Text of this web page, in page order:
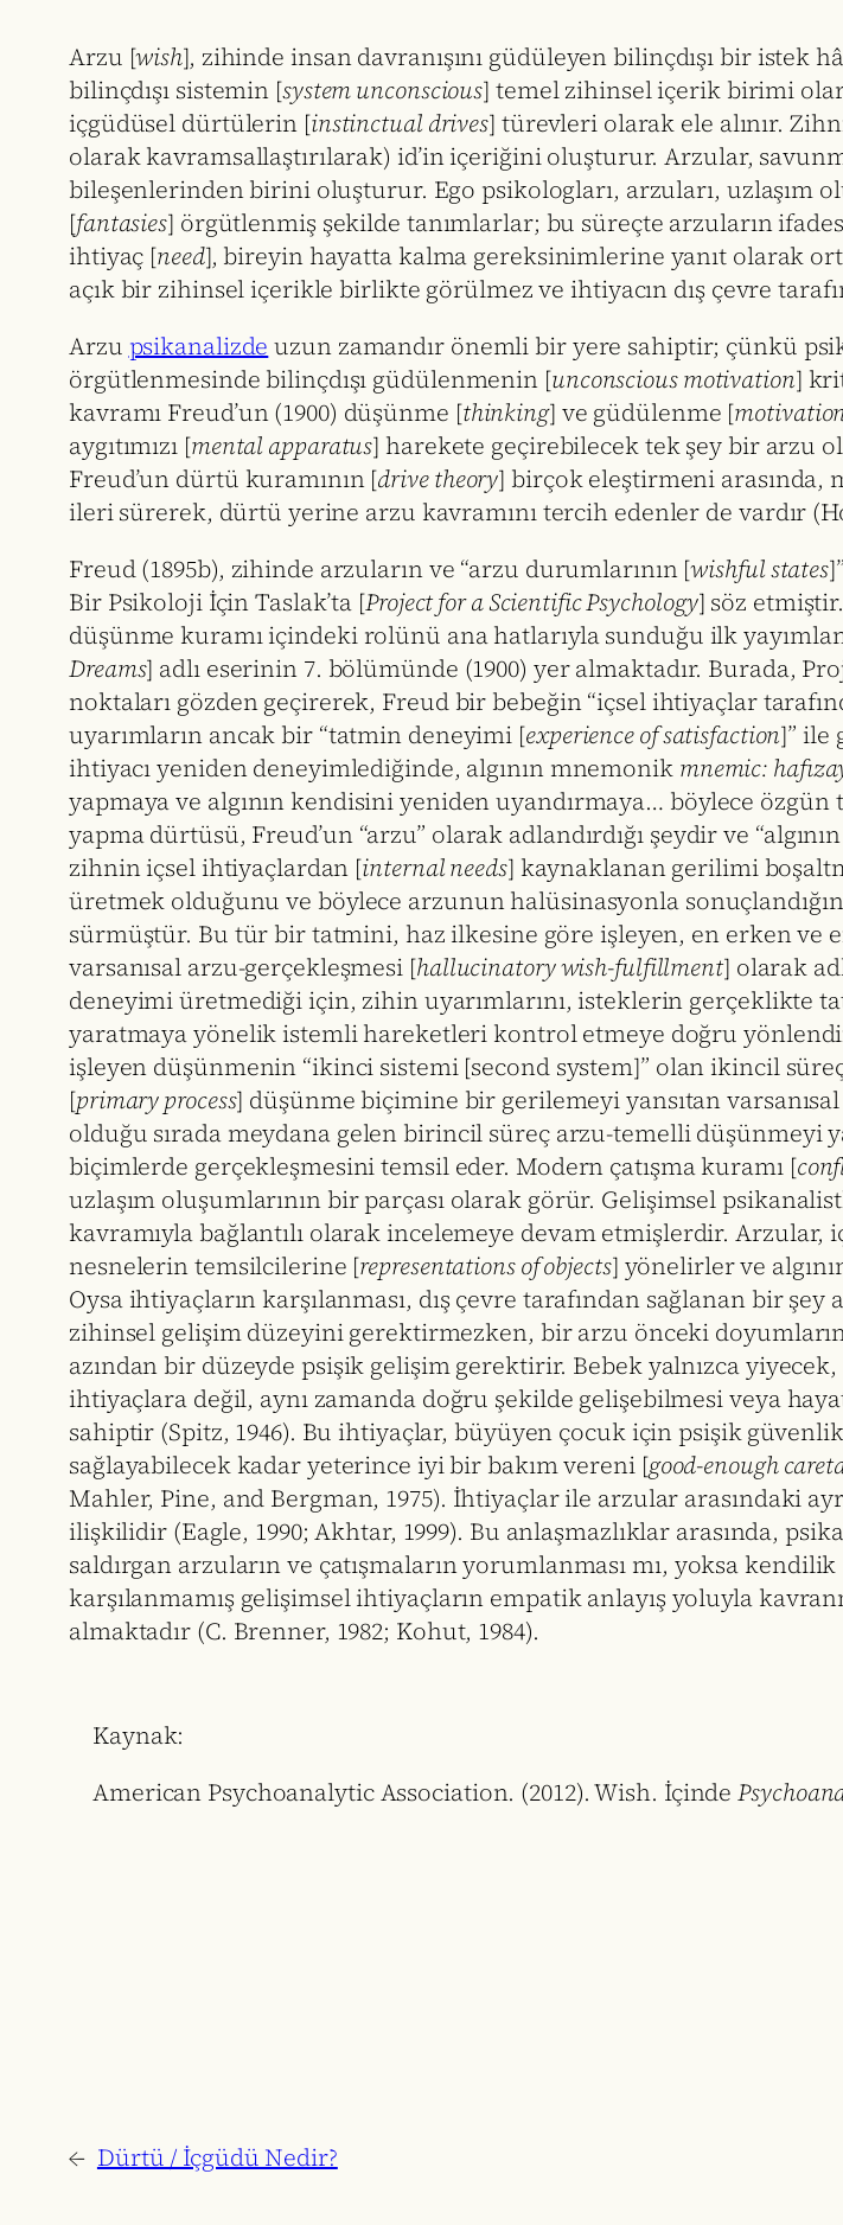
Arzu [wish], zihinde insan davranışını güdüleyen bilinçdışı bir
bilinçdışı sistemin [system unconscious] temel zihinsel içerik birimi
içgüdüsel dürtülerin [instinctual drives] türevleri olarak ele alınır.
olarak kavramsallaştırılarak) id’in içeriğini oluşturur. Arzular,
bileşenlerinden birini oluşturur. Ego psikologları, arzuları, uzlaşım
[fantasies] örgütlenmiş şekilde tanımlarlar; bu süreçte arzuların
ihtiyaç [need], bireyin hayatta kalma gereksinimlerine yanıt olarak
açık bir zihinsel içerikle birlikte görülmez ve ihtiyacın dış çevre
Arzu psikanalizde uzun zamandır önemli bir yere sahiptir; çünkü
örgütlenmesinde bilinçdışı güdülenmenin [unconscious motivation]
kavramı Freud’un (1900) düşünme [thinking] ve güdülenme [
aygıtımızı [mental apparatus] harekete geçirebilecek tek şey bir arzu
Freud’un dürtü kuramının [drive theory] birçok eleştirmeni arasında,
ileri sürerek, dürtü yerine arzu kavramını tercih edenler de vardır
Freud (1895b), zihinde arzuların ve “arzu durumlarının [wishful states
Bir Psikoloji İçin Taslak’ta [Project for a Scientific Psychology] söz
düşünme kuramı içindeki rolünü ana hatlarıyla sunduğu ilk
Dreams] adlı eserinin 7. bölümünde (1900) yer almaktadır. Burada,
noktaları gözden geçirerek, Freud bir bebeğin “içsel ihtiyaçlar
uyarımların ancak bir “tatmin deneyimi [experience of satisfaction]” ile
ihtiyacı yeniden deneyimlediğinde, algının mnemonik mnemic:
yapmaya ve algının kendisini yeniden uyandırmaya… böylece
yapma dürtüsü, Freud’un “arzu” olarak adlandırdığı şeydir ve
zihnin içsel ihtiyaçlardan [internal needs] kaynaklanan gerilimi
üretmek olduğunu ve böylece arzunun halüsinasyonla
sürmüştür. Bu tür bir tatmini, haz ilkesine göre işleyen, en erken
varsanısal arzu-gerçekleşmesi [hallucinatory wish-fulfillment] olarak
deneyimi üretmediği için, zihin uyarımlarını, isteklerin gerçeklikte
yaratmaya yönelik istemli hareketleri kontrol etmeye doğru
işleyen düşünmenin “ikinci sistemi [second system]” olan ikincil
[primary process] düşünme biçimine bir gerilemeyi yansıtan
olduğu sırada meydana gelen birincil süreç arzu-temelli düşünmeyi
biçimlerde gerçekleşmesini temsil eder. Modern çatışma kuramı [
uzlaşım oluşumlarının bir parçası olarak görür. Gelişimsel
kavramıyla bağlantılı olarak incelemeye devam etmişlerdir.
nesnelerin temsilcilerine [representations of objects] yönelirler ve
Oysa ihtiyaçların karşılanması, dış çevre tarafından sağlanan bir
zihinsel gelişim düzeyini gerektirmezken, bir arzu önceki doyumların
azından bir düzeyde psişik gelişim gerektirir. Bebek yalnızca
ihtiyaçlara değil, aynı zamanda doğru şekilde gelişebilmesi veya
sahiptir (Spitz, 1946). Bu ihtiyaçlar, büyüyen çocuk için psişik
sağlayabilecek kadar yeterince iyi bir bakım vereni [good-enough
Mahler, Pine, and Bergman, 1975). İhtiyaçlar ile arzular arasındaki
ilişkilidir (Eagle, 1990; Akhtar, 1999). Bu anlaşmazlıklar arasında,
saldırgan arzuların ve çatışmaların yorumlanması mı, yoksa kendilik
karşılanmamış gelişimsel ihtiyaçların empatik anlayış yoluyla
almaktadır (C. Brenner, 1982; Kohut, 1984).
Kaynak:
American Psychoanalytic Association. (2012). Wish. İçinde
← Dürtü / İçgüdü Nedir?